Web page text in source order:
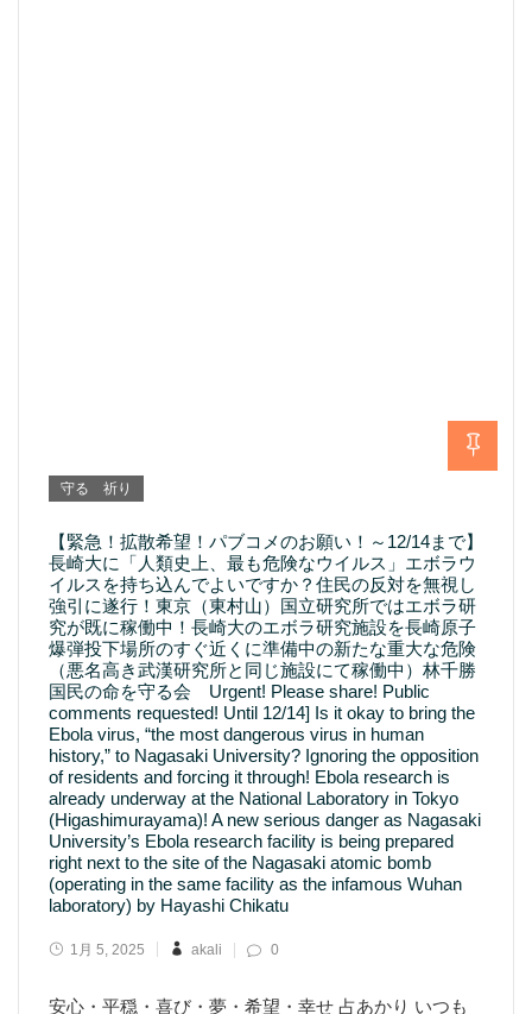
守る 祈り
【緊急！拡散希望！パブコメのお願い！～12/14まで】
長崎大に「人類史上、最も危険なウイルス」エボラウ
イルスを持ち込んでよいですか？住民の反対を無視し
強引に遂行！東京（東村山）国立研究所ではエボラ研
究が既に稼働中！長崎大のエボラ研究施設を長崎原子
爆弾投下場所のすぐ近くに準備中の新たな重大な危険
（悪名高き武漢研究所と同じ施設にて稼働中）林千勝
国民の命を守る会 Urgent! Please share! Public
comments requested! Until 12/14] Is it okay to bring the
Ebola virus, “the most dangerous virus in human
history,” to Nagasaki University? Ignoring the opposition
of residents and forcing it through! Ebola research is
already underway at the National Laboratory in Tokyo
(Higashimurayama)! A new serious danger as Nagasaki
University’s Ebola research facility is being prepared
right next to the site of the Nagasaki atomic bomb
(operating in the same facility as the infamous Wuhan
laboratory) by Hayashi Chikatu
1月 5, 2025 akali 0
安心・平穏・喜び・夢・希望・幸せ 占あかり いつも